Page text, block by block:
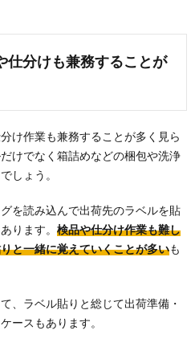
仕分けも兼務することが
け作業も兼務することが多く見ら
けでなく箱詰めなどの梱包や洗浄
しょう。
を読み込んで出荷先のラベルを貼
ります。 検品や仕分け作業も難し
と一緒に覚えていくことが多いも
、ラベル貼りと総じて出荷準備・
ースもあります。